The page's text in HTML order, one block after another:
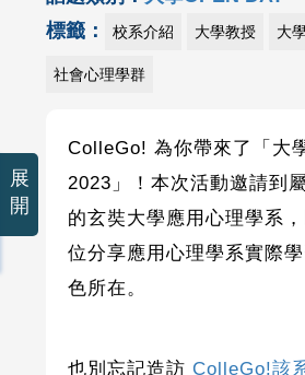
標籤：
校系介紹 大學教授 大
社會心理學群
ColleGo! 為你帶來了「大
2023」！本次活動邀請到
的玄奘大學應用心理學系
位分享應用心理學系實際
色所在。
也別忘記造訪 ColleGo!該
展
開